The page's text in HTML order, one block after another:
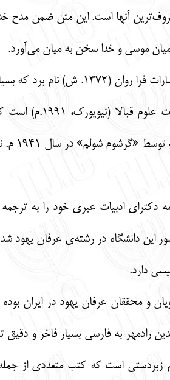
آنها است. این متن ضمن مدح
موسی و خدا سخن به میان می‌آورد.
از میان معدود کتاب‌های فارسی درباره‌ی قبالا، می‌توان به «آیین قبالا (عرفان یهود)» اثر
معرفی این مقوله است. کتاب دیگر، مجموعه چهار جلدی
برخواص و نتایج
آلمان متولد شد و به سال 1982 وفات یافت. او پایان نامه‌ دکترای ادبیات
دارد.
و محققان عرفان یهود در ایران
رادمهر به فارسی بسیار فاخر و
است که کتب متعددی از